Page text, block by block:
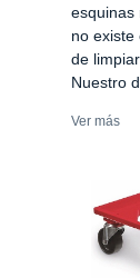
esquinas
no existe
de
Nuestro
Ver más